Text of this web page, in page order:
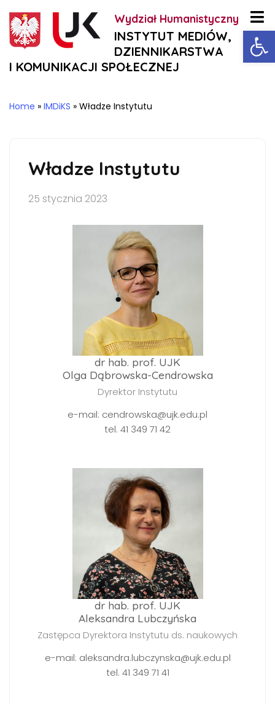
Wydział Humanistyczny
INSTYTUT MEDIÓW,
DZIENNIKARSTWA
I KOMUNIKACJI SPOŁECZNEJ
Home » IMDiKS » Władze Instytutu
Władze Instytutu
25 stycznia 2023
dr hab. prof. UJK
Olga Dąbrowska-Cendrowska
Dyrektor Instytutu
e-mail: cendrowska@ujk.edu.pl
tel. 41 349 71 42
dr hab. prof. UJK
Aleksandra Lubczyńska
Zastępca Dyrektora Instytutu ds. naukowych
e-mail: aleksandra.lubczynska@ujk.edu.pl
tel. 41 349 71 41